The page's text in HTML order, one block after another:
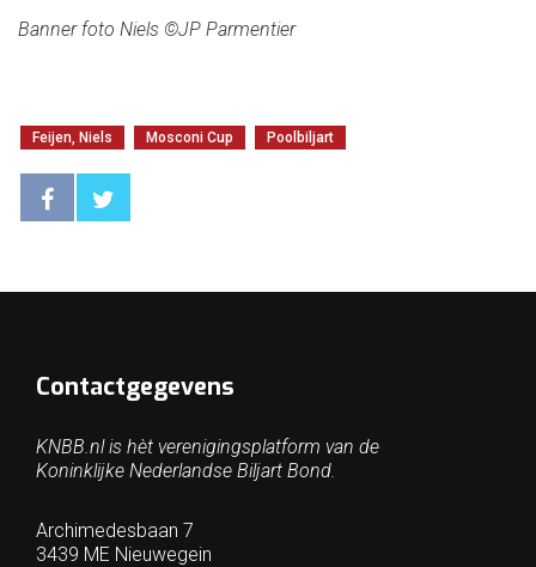
Banner foto Niels ©JP Parmentier
Feijen, Niels Mosconi Cup Poolbiljart
Contactgegevens
KNBB.nl is hèt verenigingsplatform van de
Koninklijke Nederlandse Biljart Bond.
Archimedesbaan 7
3439 ME Nieuwegein